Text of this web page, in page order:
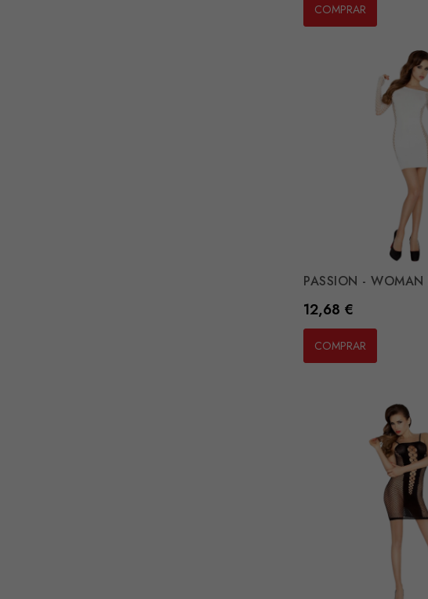
COMPRAR
PASSION -
Preço
12,68 €
COMPRAR